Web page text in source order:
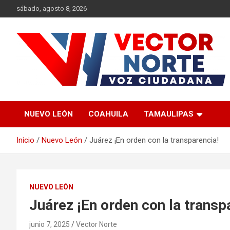
al
sábado, agosto 8, 2026
Vector Norte
NUEVO LEÓN COAHUILA TAMAULIPAS
Inicio Nuevo León Juárez ¡En orden con la transparencia!
NUEVO LEÓN
Juárez ¡En orden con la
junio 7, 2025 Vector Norte